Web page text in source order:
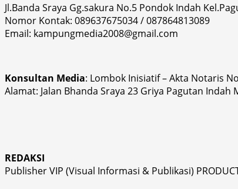
Jl.Banda Sraya Gg.sakura No.5 Pondok Indah
Nomor Kontak: 089637675034 / 087864813089
Email: kampungmedia2008@gmail.com
Konsultan Media: Lombok Inisiatif – Akta Notaris
Alamat: Jalan Bhanda Sraya 23 Griya Pagutan Indah
REDAKSI
Publisher VIP (Visual Informasi & Publikasi)